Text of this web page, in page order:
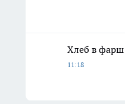
Хлеб в
11:18